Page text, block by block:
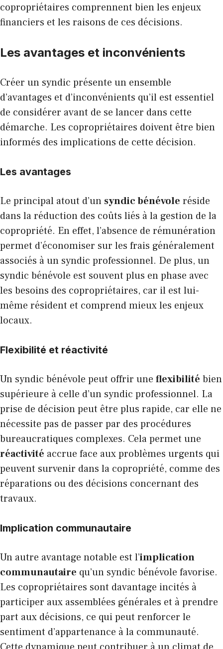
copropriétaires comprennent bien les enjeux
financiers et les raisons de ces décisions.
Les avantages et inconvénients
Créer un syndic présente un ensemble
d’avantages et d’inconvénients qu’il est essentiel
de considérer avant de se lancer dans cette
démarche. Les copropriétaires doivent être bien
informés des implications de cette décision.
Les avantages
Le principal atout d’un syndic bénévole réside
dans la réduction des coûts liés à la gestion de la
copropriété. En effet, l’absence de rémunération
permet d’économiser sur les frais généralement
associés à un syndic professionnel. De plus, un
syndic bénévole est souvent plus en phase avec
les besoins des copropriétaires, car il est lui-
même résident et comprend mieux les enjeux
locaux.
Flexibilité et réactivité
Un syndic bénévole peut offrir une flexibilité bien
supérieure à celle d’un syndic professionnel. La
prise de décision peut être plus rapide, car elle ne
nécessite pas de passer par des procédures
bureaucratiques complexes. Cela permet une
réactivité accrue face aux problèmes urgents qui
peuvent survenir dans la copropriété, comme des
réparations ou des décisions concernant des
travaux.
Implication communautaire
Un autre avantage notable est l’implication
communautaire qu’un syndic bénévole favorise.
Les copropriétaires sont davantage incités à
participer aux assemblées générales et à prendre
part aux décisions, ce qui peut renforcer le
sentiment d’appartenance à la communauté.